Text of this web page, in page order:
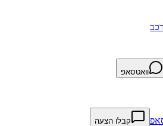
וואטסאפ
קבלו הצעה